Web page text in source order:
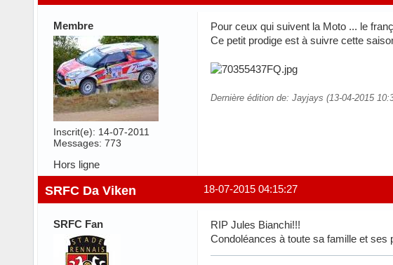
Membre
Inscrit(e): 14-07-2011
Messages: 773
Pour ceux qui suivent la Moto ... le
Ce petit prodige est à suivre cette
Dernière édition de: Jayjays (13-04-2015
Hors ligne
18-07-2015 04:15:27
SRFC Da Viken
SRFC Fan
RIP Jules Bianchi!!!
Condoléances à toute sa famille et ses